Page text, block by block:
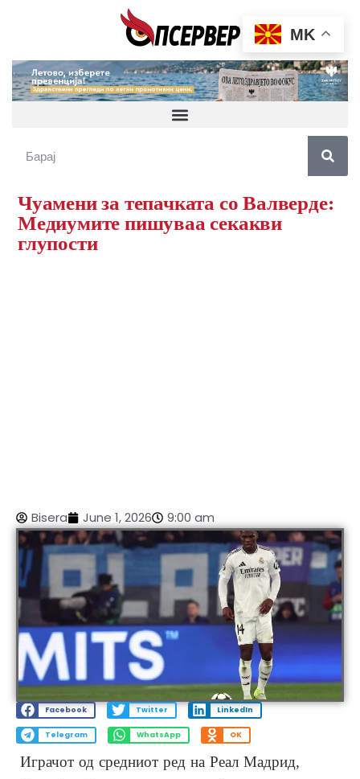
Чуамени за тепачката со Валверде:
Медиумите пишуваа секакви
глупости
Bisera June 1, 2026 9:00 am
Facebook Twitter LinkedIn
Telegram WhatsApp OK
Играчот од средниот ред на Реал Мадрид,
MK